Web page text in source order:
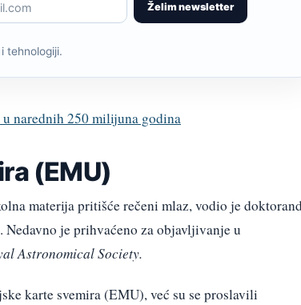
Želim newsletter
tehnologiji.
narednih 250 milijuna godina
(EMU)
materija pritišće rečeni mlaz, vodio je
je prihvaćeno za objavljivanje u
Astronomical Society.
karte svemira (EMU), već su se proslavili